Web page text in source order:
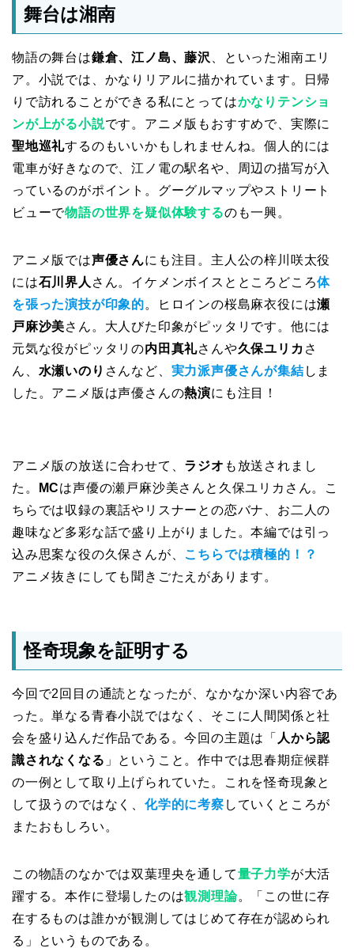
舞台は湘南
物語の舞台は鎌倉、江ノ島、藤沢
、といった湘南エリ
ア。小説では、かなりリアルに描かれています。日帰
りで訪れることができる私にとってはかなりテンショ
ンが上がる小説です。アニメ版もおすすめで、実際に
聖地巡礼するのもいいかもしれませんね。個人的には
電車が好きなので、江ノ電の駅名や、周辺の描写が入
っているのがポイント。グーグルマップやストリート
ビューで物語の世界を疑似体験するのも一興。
アニメ版では声優さんにも注目。主人公の梓川咲太役
には石川界人 さん。イケメンボイスとところどころ体
を張った演技が印象的。ヒロインの桜島麻衣役には瀬
戸麻沙美さん。大人びた印象がピッタリです。他には
元気な役がピッタリの内田真礼さんや久保ユリカ さ
ん、 水瀬いのり さんなど、 実力派声優さんが集結 しま
した。アニメ版は声優さんの熱演にも注目！
アニメ版の放送に合わせて、 ラジオ も放送されまし
た。
MCは声優の瀬戸麻沙美さんと久保ユリカさん。こ
ちらでは収録の裏話やリスナーとの恋バナ、お二人の
趣味など多彩な話で盛り上がりました。本編では引っ
込み思案な役の久保さんが、 こちらでは積極的！？
アニメ抜きにしても聞きごたえがあります。
怪奇現象を証明する
今回で2回目の通読となったが、なかなか深い内容であ
った。単なる青春小説ではなく、そこに人間関係と社
会を盛り込んだ作品である。今回の主題は「 人から認
識されなくなる 」ということ。作中では思春期症候群
の一例として取り上げられていた。これを怪奇現象と
して扱うのではなく、 化学的に考察 していくところが
またおもしろい。
この物語のなかでは双葉理央を通して量子力学が大活
躍する。本作に登場したのは観測理論。「この世に存
在するものは誰かが観測してはじめて存在が認められ
る」というものである。